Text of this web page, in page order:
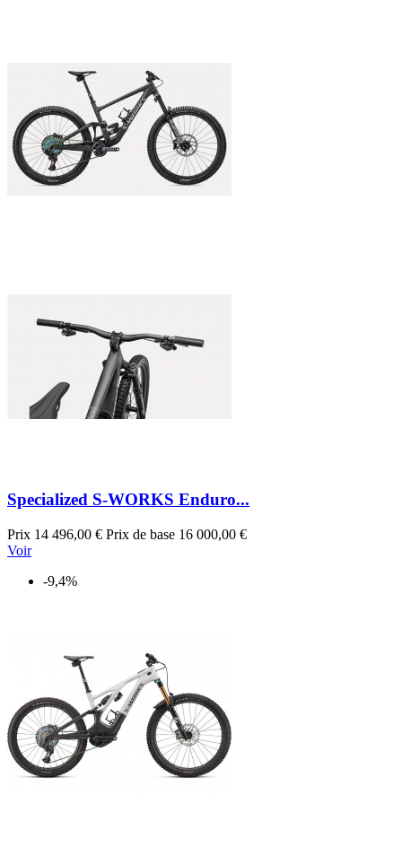
Specialized S-WORKS Enduro...
Prix 14 496,00 € Prix de base 16 000,00 €
Voir
-9,4%